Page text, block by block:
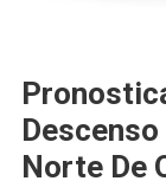
Descenso
Norte De